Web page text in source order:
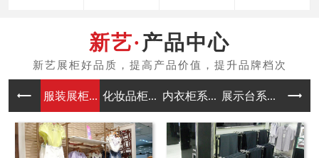
产品中心
服装展柜... 化妆品柜... 内衣柜系... 展示台系... 中岛